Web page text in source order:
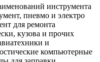
инструмента
пневмо и электро
для ремонта
кузова и прочих
и
компьютерные